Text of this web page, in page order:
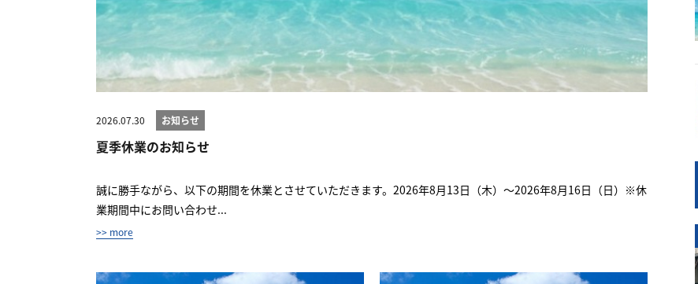
2026.07.30 お知らせ
夏季休業のお知らせ
誠に勝手ながら、以下の期間を休業とさせていただきます。2026年8月13日（木）～2026年8月16日（日）※休
業期間中にお問い合わせ...
>> more